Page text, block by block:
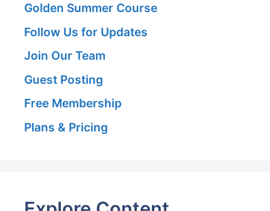
Golden Summer Course
Follow Us for Updates
Join Our Team
Guest Posting
Free Membership
Plans & Pricing